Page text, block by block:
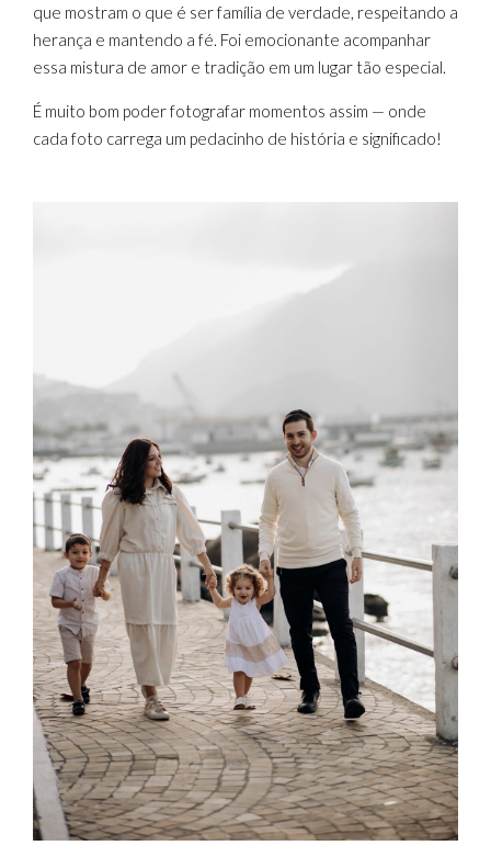
que mostram o que é ser família de verdade, respeitando a
herança e mantendo a fé. Foi emocionante acompanhar
essa mistura de amor e tradição em um lugar tão especial.
É muito bom poder fotografar momentos assim — onde
cada foto carrega um pedacinho de história e significado!